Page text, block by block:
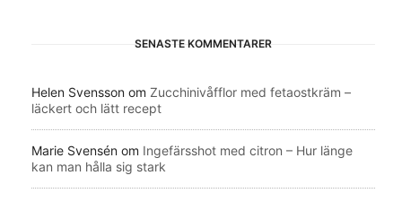
SENASTE KOMMENTARER
Helen Svensson om Zucchinivåfflor med fetaostkräm –
läckert och lätt recept
Marie Svensén om Ingefärsshot med citron – Hur länge
kan man hålla sig stark